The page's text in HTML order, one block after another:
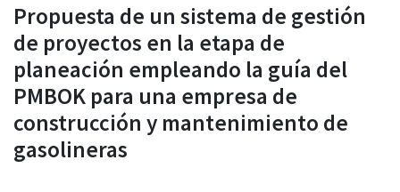
Propuesta de un sistema de gestión
de proyectos en la etapa de
planeación empleando la guía del
PMBOK para una empresa de
construcción y mantenimiento de
gasolineras